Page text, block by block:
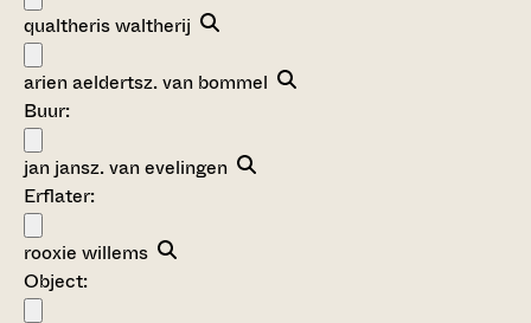
qualtheris waltherij
arien aeldertsz. van bommel
Buur:
jan jansz. van evelingen
Erflater:
rooxie willems
Object: